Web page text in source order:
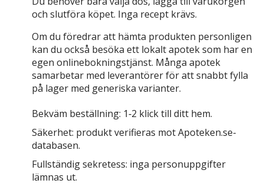
och slutföra köpet. Inga recept krävs.
Om du föredrar att hämta produkten personligen
kan du också besöka ett lokalt apotek som har en
egen onlinebokningstjänst. Många apotek
samarbetar med leverantörer för att snabbt fylla
på lager med generiska varianter.
Bekväm beställning: 1‑2 klick till ditt hem.
Säkerhet: produkt verifieras mot Apoteken.se-
databasen.
Fullständig sekretess: inga personuppgifter
lämnas ut.